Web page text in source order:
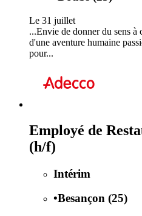
Le 31 juillet
...Envie de donner du sens à
d'une aventure humaine
pour...
Employé de
(h/f)
Intérim
•Besançon (25)